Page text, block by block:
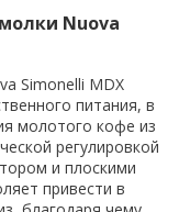
Nuova
Simonelli MDX
питания, в
молотого кофе из
регулировкой
и плоскими
привести в